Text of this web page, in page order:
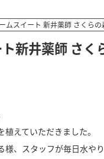
ムスイート 新井薬師 さくらの
新井薬師 さく
えていただきました。
、スタッフが毎日水やり